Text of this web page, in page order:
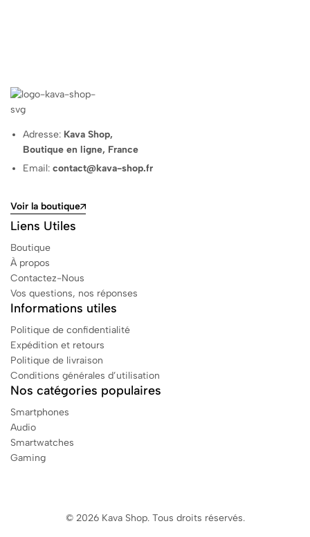
Adresse: Kava Shop,
Boutique en ligne, France
Email:contact@kava-shop.fr
Voir la boutique
Liens Utiles
Boutique
À propos
Contactez-Nous
Vos questions, nos réponses
Informations utiles
Politique de confidentialité
Expédition et retours
Politique de livraison
Conditions générales d’utilisation
Nos catégories populaires
Smartphones
Audio
Smartwatches
Gaming
© 2026 Kava Shop. Tous droits réservés.